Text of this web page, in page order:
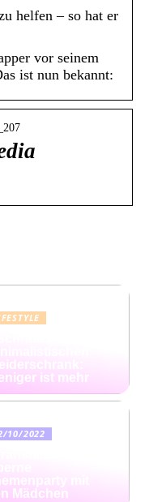
helfen – so hat er
vor seinem
ist nun bekannt:
ist mehr
10/2022
mit
Mädchen